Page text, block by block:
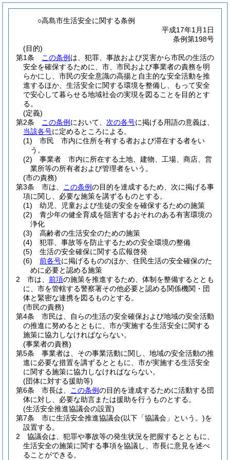
○高島市生活安全に関する条例
平成17年1月1日
条例第198号
(目的)
第1条
この条例 は、犯罪、事故および災害から市民の生活の
安全を確保するために、市、市民および事業者の責務を明
らかにし、市民の安全意識の高揚と自主的な安全活動を推
進するほか、生活安全に関する環境を整備し、もって安全
で安心して暮らせる地域社会の実現を図ることを目的とす
る。
(定義)
第2条
この条例 において、 次の各号に掲げる用語の意義は、
当該各号に定めるところによる。
(1)
市民 市内に住所を有する者および滞在する者をい
う。
(2)
事業者 市内に所在する土地、建物、工場、商店、営
業所等の所有者および管理者をいう。
(市の責務)
第3条
市は、 この条例の目的を達成するため、次に掲げる事
項に関し、必要な施策を講ずるものとする。
(1)
幼児、児童および生徒の安全を確保するための施策
(2)
青少年の健全育成を阻害するおそれのある有害環境の
浄化
(3)
高齢者の生活安全のための施策
(4)
犯罪、事故等を防止するための安全環境の整備
(5)
生活の安全確保に関する広報啓発
(6)
前各号に掲げるもののほか、住民生活の安全確保のた
めに必要と認める施策
2
市は、 前項の施策を推進するため、体制を整備するととも
に、市を管轄する警察署その他必要と認める関係機関・団
体と緊密な連携を図るものとする。
(市民の責務)
第4条
市民は、自らの生活の安全確保および地域の安全活動
の推進に努めるとともに、市が実施する生活安全に関する
施策に協力しなければならない。
(事業者の責務)
第5条
事業者は、その事業活動に関し、地域の安全活動の推
進に必要な措置を講ずるとともに、市が実施する生活安全
に関する施策に協力しなければならない。
(団体に対する援助等)
第6条
市長は、 この条例の目的を達成するために活動する団
体に対し、必要な助言または援助を行うものとする。
(生活安全推進協議会の設置)
第7条
市に生活安全推進協議会(以下「協議会」という。)を
設置する。
2
協議会は、犯罪や事故等の発生状況を把握するとともに、
生活安全の施策に関する事項を協議し、市長に意見を述べ
ることができる。